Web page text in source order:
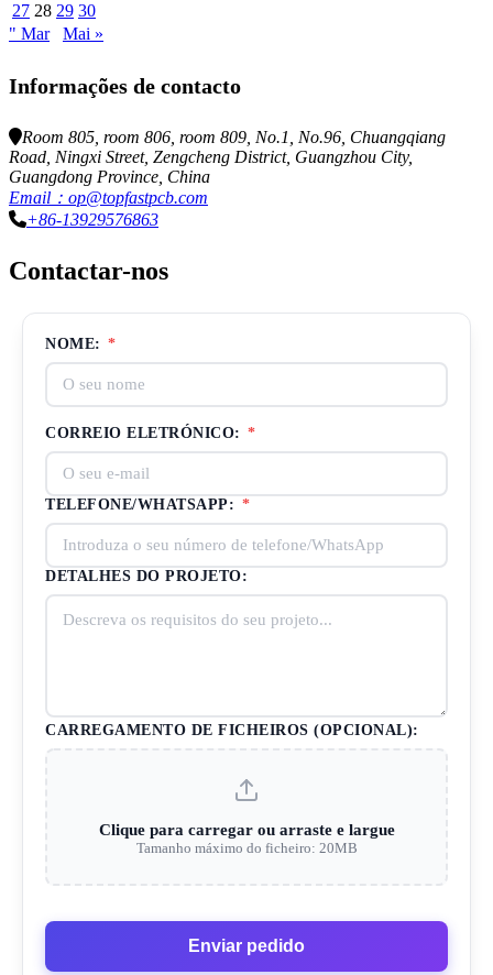
27 28 29 30
" Mar
Mai »
Informações de contacto
Room 805, room 806, room 809, No.1, No.96, Chuangqiang
Road, Ningxi Street, Zengcheng District, Guangzhou City,
Guangdong Province, China
Email：op@topfastpcb.com
+86-13929576863
Contactar-nos
NOME: *
CORREIO ELETRÓNICO: *
TELEFONE/WHATSAPP: *
DETALHES DO PROJETO:
CARREGAMENTO DE FICHEIROS (OPCIONAL):
Clique para carregar ou arraste e largue
Tamanho máximo do ficheiro: 20MB
Enviar pedido